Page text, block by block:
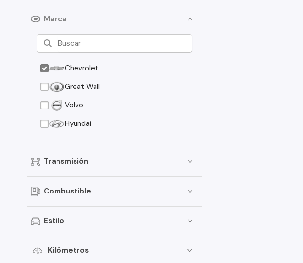
Marca
Chevrolet
Great Wall
Volvo
Hyundai
Transmisión
Combustible
Estilo
Kilómetros